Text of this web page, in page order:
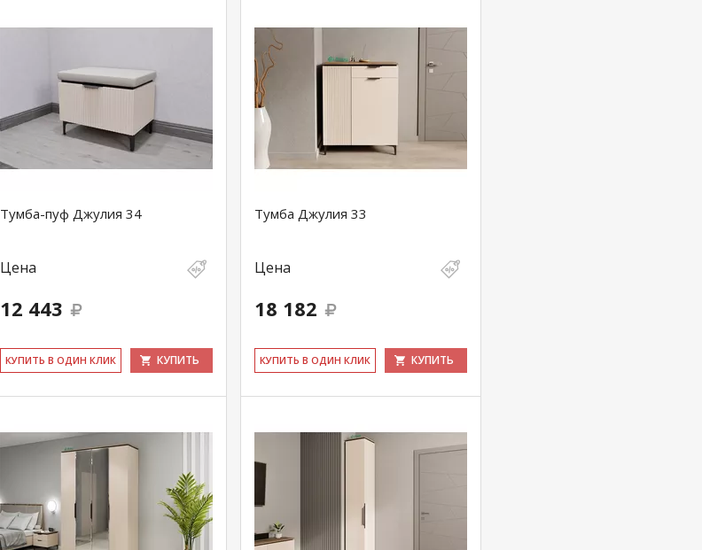
Тумба-пуф Джулия 34
Цена
12 443
КУ­ПИТЬ В ОДИН КЛИК КУПИТЬ
Тумба Джулия 33
Цена
18 182
КУ­ПИТЬ В ОДИН КЛИК КУПИТЬ